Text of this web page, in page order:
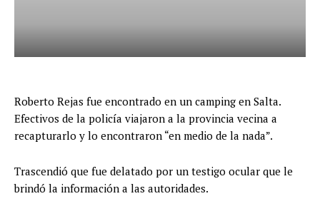
Roberto Rejas fue encontrado en un camping en Salta.
Efectivos de la policía viajaron a la provincia vecina a
recapturarlo y lo encontraron “en medio de la nada”.
Trascendió que fue delatado por un testigo ocular que le
brindó la información a las autoridades.